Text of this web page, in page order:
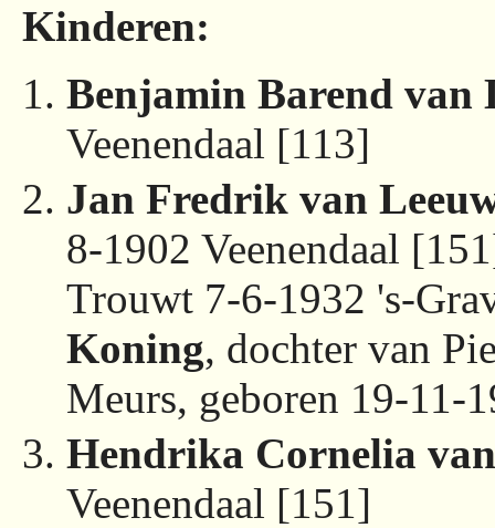
Kinderen:
Benjamin Barend van
Veenendaal [113]
Jan Fredrik van
8-1902 Veenendaal
Trouwt 7-6-1932 's-
Koning, dochter van
Meurs, geboren 19-11-
Hendrika Cornelia
Veenendaal [151]